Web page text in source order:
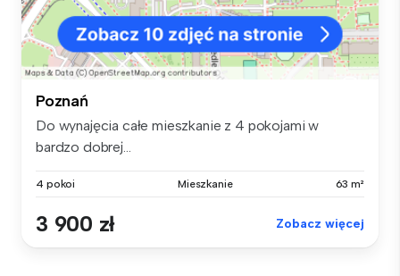
Poznań
Do wynajęcia całe mieszkanie z 4 pokojami w
bardzo dobrej...
4 pokoi Mieszkanie 63 m²
3 900 zł Zobacz więcej